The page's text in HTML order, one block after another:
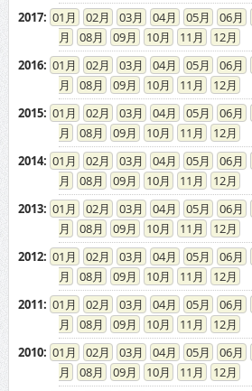
2017: 01 02 03 04 05 06
08
09 10 11
12
2016: 01 02 03 04 05 06
08
09 10 11
12
2015: 01 02 03 04 05 06
08
09 10 11
12
2014: 01 02 03 04 05 06
08
09 10 11
12
2013: 01 02 03 04 05 06
08
09 10 11
12
2012: 01 02 03 04 05 06
08
09 10 11
12
2011: 01 02 03 04 05 06
08
09 10 11
12
2010: 01 02 03 04 05 06
08
09 10 11
12